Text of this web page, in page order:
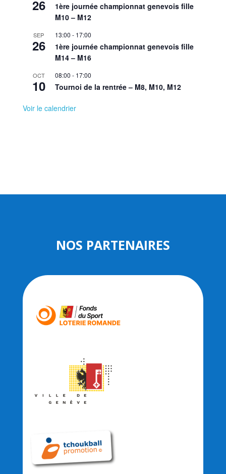
26
1ère journée championnat genevois fille
M10 – M12
SEP
26
13:00 - 17:00
1ère journée championnat genevois fille
M14 – M16
OCT
10
08:00 - 17:00
Tournoi de la rentrée – M8, M10, M12
Voir le calendrier
NOS PARTENAIRES